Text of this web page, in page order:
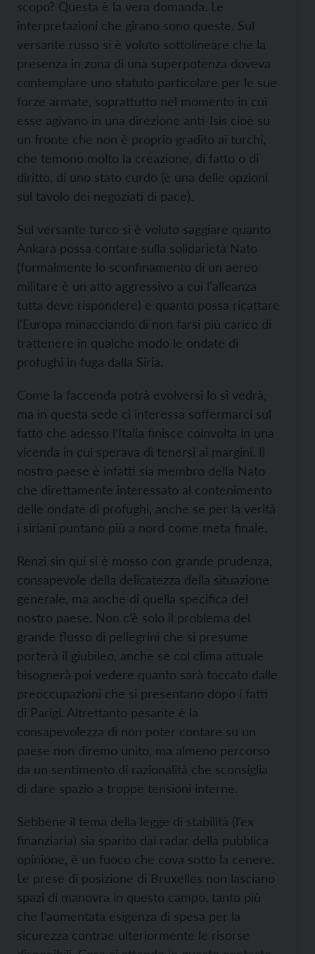
scopo? Questa è la vera domanda. Le
interpretazioni che girano sono queste. Sul
versante russo si è voluto sottolineare che la
presenza in zona di una superpotenza doveva
contemplare uno statuto particolare per le sue
forze armate, soprattutto nel momento in cui
esse agivano in una direzione anti-Isis cioè su
un fronte che non è proprio gradito ai turchi,
che temono molto la creazione, di fatto o di
diritto, di uno stato curdo (è una delle opzioni
sul tavolo dei negoziati di pace).
Sul versante turco si è voluto saggiare quanto
Ankara possa contare sulla solidarietà Nato
(formalmente lo sconfinamento di un aereo
militare è un atto aggressivo a cui l’alleanza
tutta deve rispondere) e quanto possa ricattare
l’Europa minacciando di non farsi più carico di
trattenere in qualche modo le ondate di
profughi in fuga dalla Siria.
Come la faccenda potrà evolversi lo si vedrà,
ma in questa sede ci interessa soffermarci sul
fatto che adesso l’Italia finisce coinvolta in una
vicenda in cui sperava di tenersi ai margini. Il
nostro paese è infatti sia membro della Nato
che direttamente interessato al contenimento
delle ondate di profughi, anche se per la verità
i siriani puntano più a nord come meta finale.
Renzi sin qui si è mosso con grande prudenza,
consapevole della delicatezza della situazione
generale, ma anche di quella specifica del
nostro paese. Non c’è solo il problema del
grande flusso di pellegrini che si presume
porterà il giubileo, anche se col clima attuale
bisognerà poi vedere quanto sarà toccato dalle
preoccupazioni che si presentano dopo i fatti
di Parigi. Altrettanto pesante è la
consapevolezza di non poter contare su un
paese non diremo unito, ma almeno percorso
da un sentimento di razionalità che sconsiglia
di dare spazio a troppe tensioni interne.
Sebbene il tema della legge di stabilità (l’ex
finanziaria) sia sparito dai radar della pubblica
opinione, è un fuoco che cova sotto la cenere.
Le prese di posizione di Bruxelles non lasciano
spazi di manovra in questo campo, tanto più
che l’aumentata esigenza di spesa per la
sicurezza contrae ulteriormente le risorse